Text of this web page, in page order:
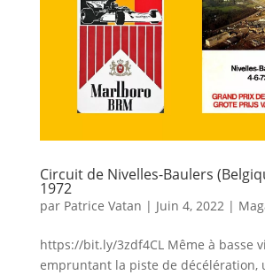
Circuit de Nivelles-Baulers
1972
par Patrice Vatan | Juin 4, 2022|
https://bit.ly/3zdf4CL Même à basse
empruntant la piste de décélération,